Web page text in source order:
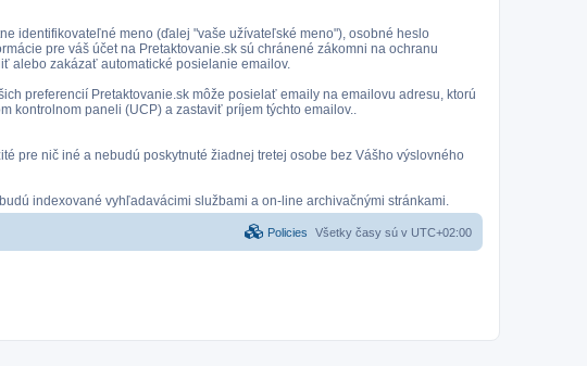
identifikovateľné meno (ďalej "vaše užívateľské meno"), osobné heslo
pre váš účet na Pretaktovanie.sk sú chránené zákomni na ochranu
alebo zakázať automatické posielanie emailov.
preferencií Pretaktovanie.sk môže posielať emaily na emailovu adresu, ktorú
kontrolnom paneli (UCP) a zastaviť príjem týchto emailov..
pre nič iné a nebudú poskytnuté žiadnej tretej osobe bez Vášho výslovného
indexované vyhľadavácimi službami a on-line archivačnými stránkami.
Všetky časy sú v UTC+02:00
Policies